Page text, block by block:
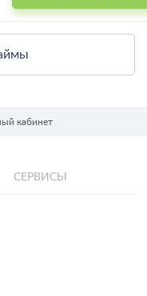
кабинет
СЕРВИСЫ